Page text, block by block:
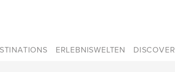
ERLEBNISWELTEN DISCOVER